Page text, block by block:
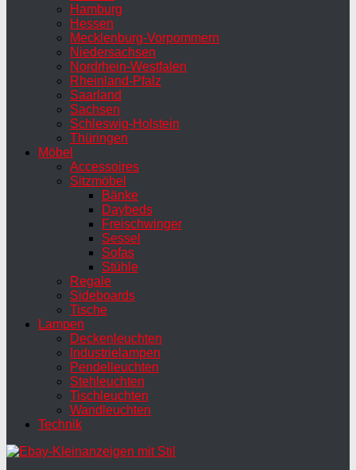
Hamburg
Hessen
Mecklenburg-Vorpommern
Niedersachsen
Nordrhein-Westfalen
Rheinland-Pfalz
Saarland
Sachsen
Schleswig-Holstein
Thüringen
Möbel
Accessoires
Sitzmöbel
Bänke
Daybeds
Freischwinger
Sessel
Sofas
Stühle
Regale
Sideboards
Tische
Lampen
Deckenleuchten
Industrielampen
Pendelleuchten
Stehleuchten
Tischleuchten
Wandleuchten
Technik